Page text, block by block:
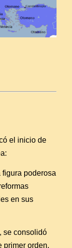
el inicio de
figura poderosa
en sus
se consolidó
primer orden.